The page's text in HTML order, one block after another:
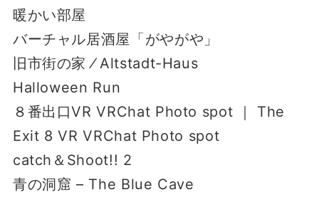
暖かい部屋
バーチャル居酒屋「がやがや」
旧市街の家 ⁄ Altstadt-Haus
Halloween Run
８番出口VR VRChat Photo spot ｜ The
Exit 8 VR VRChat Photo spot
catch＆Shootǃǃ 2
青の洞窟 – The Blue Cave